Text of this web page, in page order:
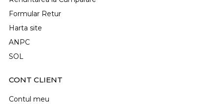
Formular Retur
Harta site
ANPC
SOL
CONT CLIENT
Contul meu